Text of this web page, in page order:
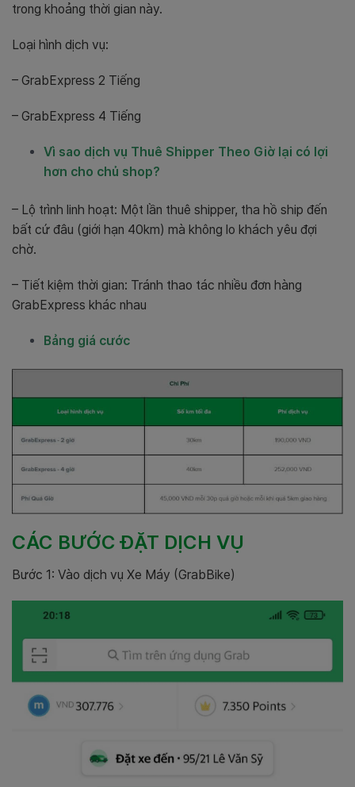
trong khoảng thời gian này.
Loại hình dịch vụ:
– GrabExpress 2 Tiếng
– GrabExpress 4 Tiếng
Vì sao dịch vụ Thuê Shipper Theo Giờ lại có lợi
hơn cho chủ shop?
– Lộ trình linh hoạt: Một lần thuê shipper, tha hồ ship đến
bất cứ đâu (giới hạn 40km) mà không lo khách yêu đợi
chờ.
– Tiết kiệm thời gian: Tránh thao tác nhiều đơn hàng
GrabExpress khác nhau
Bảng giá cước
CÁC BƯỚC ĐẶT DỊCH VỤ
Bước 1: Vào dịch vụ Xe Máy (GrabBike)